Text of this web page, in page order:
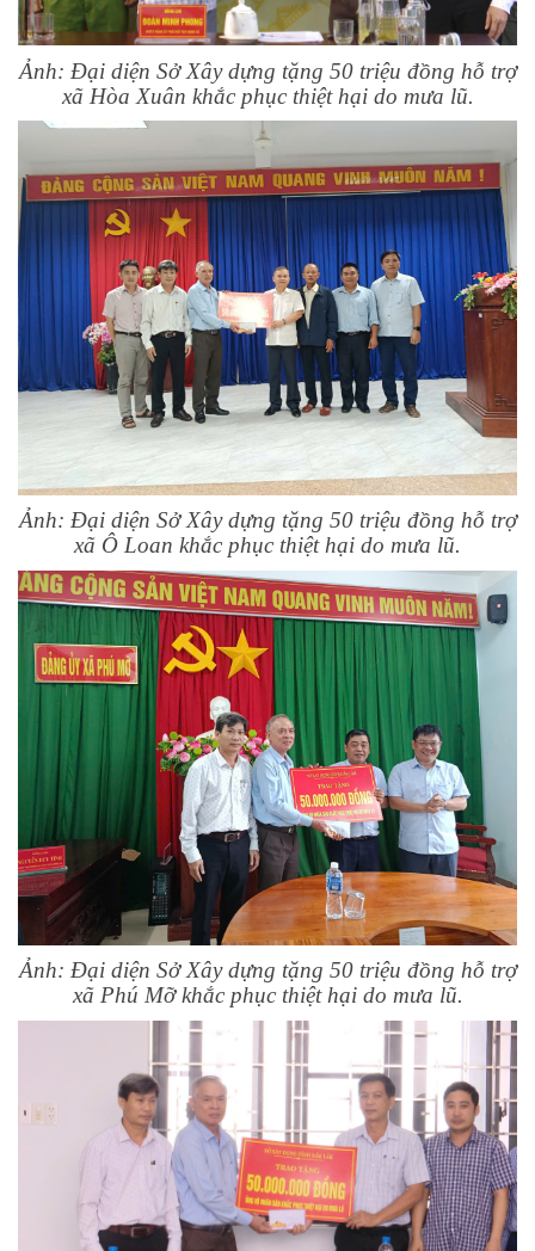
Ảnh: Đại diện Sở Xây dựng tặng 50 triệu đồng hỗ trợ
xã Hòa Xuân khắc phục thiệt hại do mưa lũ.
Ảnh: Đại diện Sở Xây dựng tặng 50 triệu đồng hỗ trợ
xã Ô Loan khắc phục thiệt hại do mưa lũ.
Ảnh: Đại diện Sở Xây dựng tặng 50 triệu đồng hỗ trợ
xã Phú Mỡ khắc phục thiệt hại do mưa lũ.